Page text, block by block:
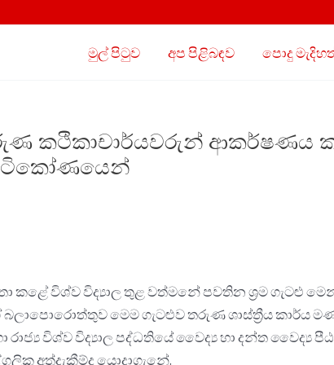
මුල් පිටුව අප පිළිබඳව පොදු
කථිකාචාර්යවරුන් ආකර්ෂණය
විශ්ව විද්‍යාල තුළ වත්මනේ පවතින ශ්‍රම ගැටළු
බලාපොරොත්තුව මෙම ගැටළුව තරුණ ශාස්ත්‍රීය
රාජ්‍ය විශ්ව විද්‍යාල පද්ධතියේ වෛද්‍ය හා දන්ත
අත්දැකීම්ද යොදාගැනේ.